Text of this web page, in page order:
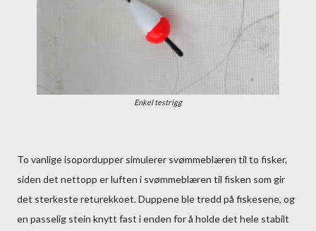
Enkel testrigg
To vanlige isopordupper simulerer svømmeblæren til to fisker,
siden det nettopp er luften i svømmeblæren til fisken som gir
det sterkeste returekkoet. Duppene ble tredd på fiskesene, og
en passelig stein knytt fast i enden for å holde det hele stabilt